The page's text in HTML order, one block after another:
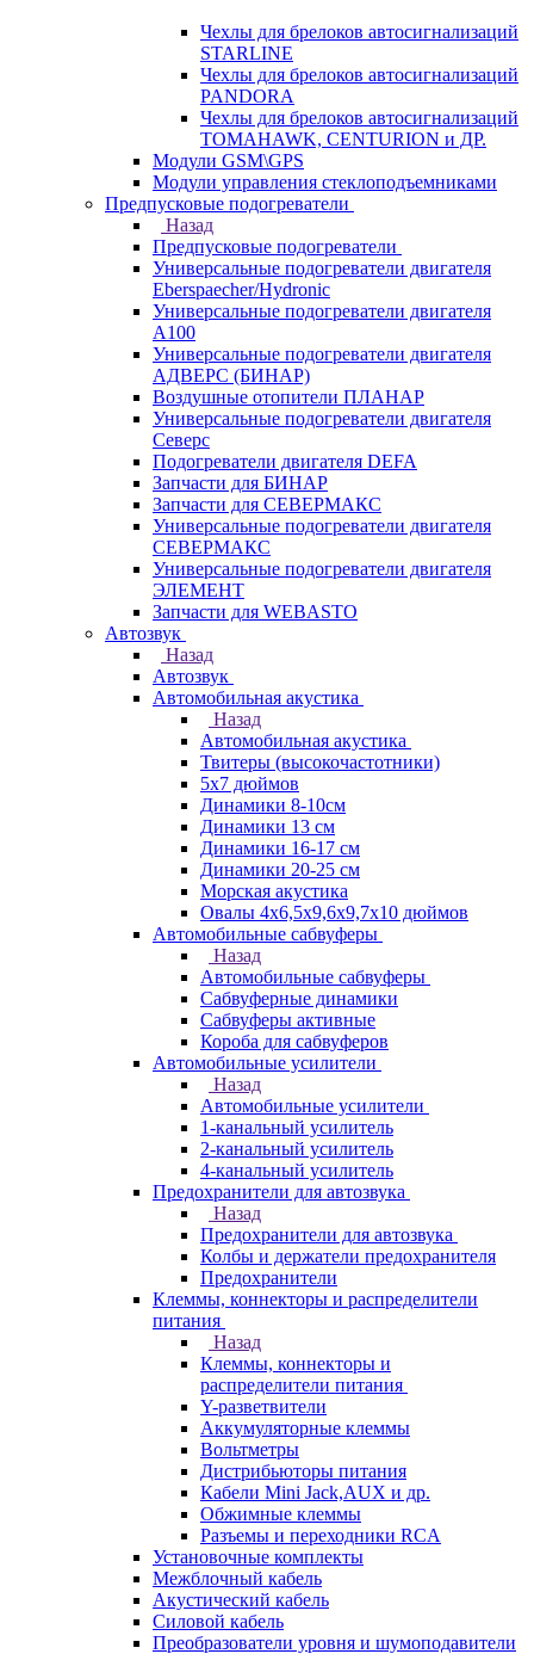
Чехлы для брелоков автосигнализаций
STARLINE
Чехлы для брелоков автосигнализаций
PANDORA
Чехлы для брелоков автосигнализаций
TOMAHAWK, CENTURION и ДР.
Модули GSM\GPS
Модули управления стеклоподъемниками
Предпусковые подогреватели
Назад
Предпусковые подогреватели
Универсальные подогреватели двигателя
Eberspaecher/Hydronic
Универсальные подогреватели двигателя
A100
Универсальные подогреватели двигателя
АДВЕРС (БИНАР)
Воздушные отопители ПЛАНАР
Универсальные подогреватели двигателя
Северс
Подогреватели двигателя DEFA
Запчасти для БИНАР
Запчасти для СЕВЕРМАКС
Универсальные подогреватели двигателя
СЕВЕРМАКС
Универсальные подогреватели двигателя
ЭЛЕМЕНТ
Запчасти для WEBASTO
Автозвук
Назад
Автозвук
Автомобильная акустика
Назад
Автомобильная акустика
Твитеры (высокочастотники)
5x7 дюймов
Динамики 8-10см
Динамики 13 см
Динамики 16-17 см
Динамики 20-25 см
Морская акустика
Овалы 4х6,5х9,6x9,7х10 дюймов
Автомобильные сабвуферы
Назад
Автомобильные сабвуферы
Сабвуферные динамики
Сабвуферы активные
Короба для сабвуферов
Автомобильные усилители
Назад
Автомобильные усилители
1-канальный усилитель
2-канальный усилитель
4-канальный усилитель
Предохранители для автозвука
Назад
Предохранители для автозвука
Колбы и держатели предохранителя
Предохранители
Клеммы, коннекторы и распределители
питания
Назад
Клеммы, коннекторы и
распределители питания
Y-разветвители
Аккумуляторные клеммы
Вольтметры
Дистрибьюторы питания
Кабели Mini Jack,AUX и др.
Обжимные клеммы
Разъемы и переходники RCA
Установочные комплекты
Межблочный кабель
Акустический кабель
Силовой кабель
Преобразователи уровня и шумоподавители